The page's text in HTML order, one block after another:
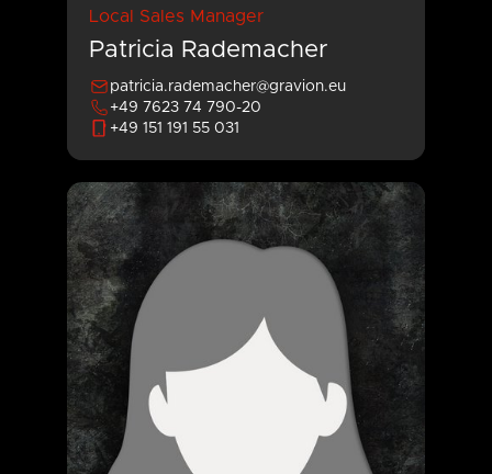
Local Sales Manager
Patricia Rademacher
patricia.rademacher@gravion.eu
+49 7623 74 790-20
+49 151 191 55 031